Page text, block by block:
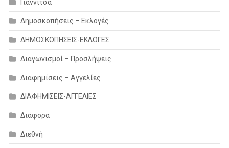
Γιαννιτσά
Δημοσκοπήσεις – Εκλογές
ΔΗΜΟΣΚΟΠΗΣΕΙΣ-ΕΚΛΟΓΕΣ
Διαγωνισμοί – Προσλήψεις
Διαφημίσεις – Αγγελίες
ΔΙΑΦΗΜΙΣΕΙΣ-ΑΓΓΕΛΙΕΣ
Διάφορα
Διεθνή